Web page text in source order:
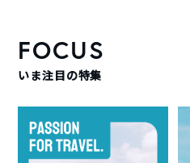
FOCUS
いま注目の特集